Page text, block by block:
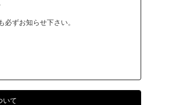
ずお知らせ下さい。
いて